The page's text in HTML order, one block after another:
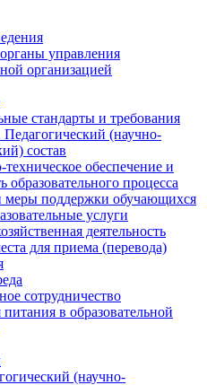
управления
организацией
стандарты и требования
Педагогический (научно-
состав
обеспечение и
образовательного процесса
меры поддержки обучающихся
услуги
деятельность
для приема (перевода)
сотрудничество
в образовательной
(научно-